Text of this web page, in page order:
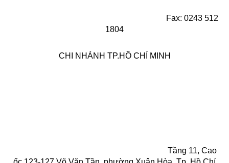
Fax: 0243 512
1804
CHI NHÁNH TP.HỒ CHÍ MINH
Tầng 11, Cao